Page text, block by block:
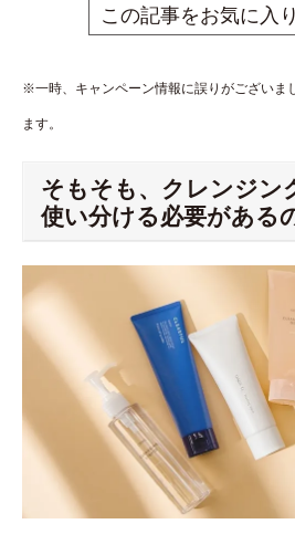
この記事をお気に入
※一時、キャンペーン情報に誤りがございま
ます。
そもそも、クレンジン
使い分ける必要がある